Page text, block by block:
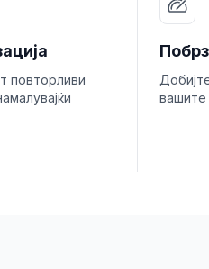
повторливи